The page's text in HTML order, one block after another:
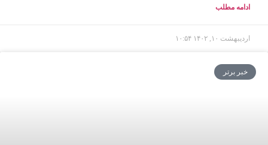
ادامه مطلب
اردیبهشت ۱۰, ۱۴۰۲ ۱۰:۵۴
خبر برتر